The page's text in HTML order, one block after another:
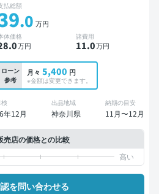
払総額
.0 万円
体価格
.0万円
諸費用
11.0万円
ローン
参考
月々 5,400 円
※金額は変更できます。
年12月
出品地域
神奈川県
納期の目安
11月〜12月
売店の価格との比較
を問い合わせる